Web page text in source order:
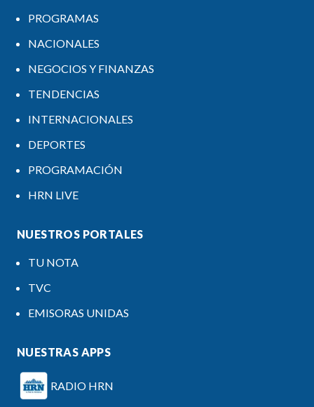
PROGRAMAS
NACIONALES
NEGOCIOS Y FINANZAS
TENDENCIAS
INTERNACIONALES
DEPORTES
PROGRAMACIÓN
HRN LIVE
NUESTROS PORTALES
TU NOTA
TVC
EMISORAS UNIDAS
NUESTRAS APPS
RADIO HRN